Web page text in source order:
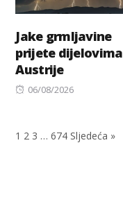
Jake grmljavine
prijete dijelovima
Austrije
Posted
06/08/2026
1 2 3 … 674 Sljedeća »